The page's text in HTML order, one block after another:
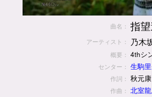
曲名： 指
アーティスト： 乃木
概要： 4thシ
センター： 生駒
作詞： 秋元康
作曲： 北室